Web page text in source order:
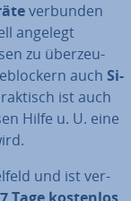
verbunden
angelegt
zu über­zeu­
auch Si­
ist auch
Hilfe u. U. eine
und ist ver­